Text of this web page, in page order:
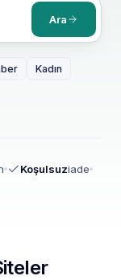
Ara
Kadın
Koşulsuziade